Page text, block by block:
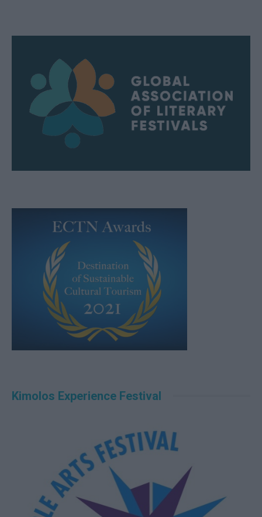
Kimolos Experience Festival